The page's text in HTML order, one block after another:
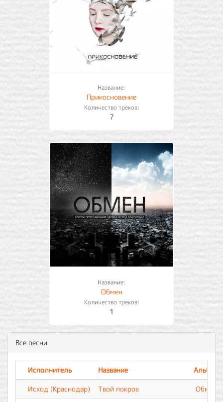
Название:
Прикосновение
Количество треков:
7
Название:
Обмен
Количество треков:
1
Все песни
Исполнитель Название
Альбом
Исход (Краснодар)
Твой покров
Обмен